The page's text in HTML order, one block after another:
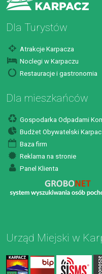
Dla Turystów
Atrakcje Karpacza
Noclegi w Karpaczu
Restauracje i gastronomia
Dla mieszkańców
Gospodarka Odpadami
Budżet Obywatelski
Baza firm
Reklama na stronie
Panel Klienta
Urząd Miejski w